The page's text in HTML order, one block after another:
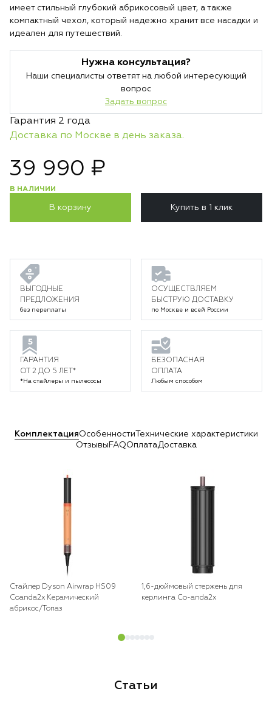
имеет стильный глубокий абрикосовый цвет, а также
компактный чехол, который надежно хранит все насадки и
идеален для путешествий.
Нужна консультация?
Наши специалисты ответят на любой интересующий
вопрос
Задать вопрос
Гарантия 2 года
Доставка по Москве в день заказа.
39 990 ₽
В НАЛИЧИИ
В корзину Купить в 1 клик
ВЫГОДНЫЕ
ПРЕДЛОЖЕНИЯ
без переплаты
ОСУЩЕСТВЛЯЕМ
БЫСТРУЮ ДОСТАВКУ
по Москве и всей России
ГАРАНТИЯ
ОТ 2 ДО 5 ЛЕТ*
*На стайлеры и пылесосы
БЕЗОПАСНАЯ
ОПЛАТА
Любым способом
КомплектацияОсобенности Технические характеристики
Отзывы FAQОплатаДоставка
Стайлер Dyson Airwrap HS09
Coanda2x Керамический
абрикос/Топаз
1,6-дюймовый стержень для
керлинга Co-anda2x
Статьи